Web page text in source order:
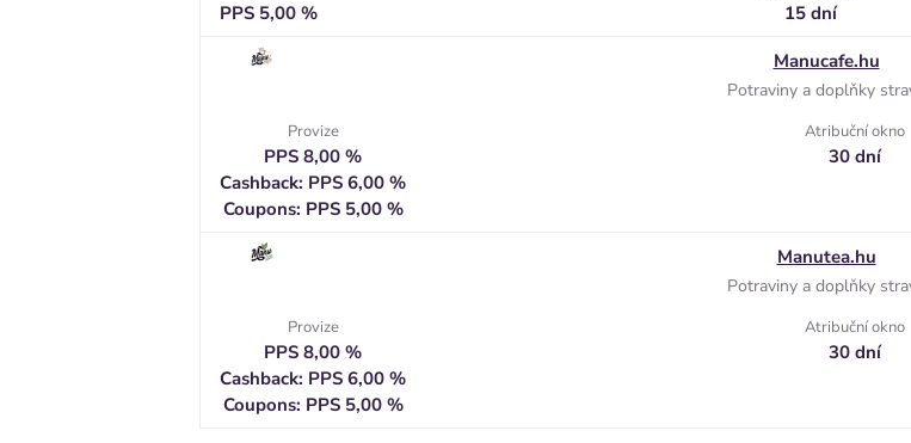
PPS 5,00 % 15 dní
Manucafe.hu
Potraviny a doplňky
Provize
PPS 8,00 %
Cashback: PPS 6,00 %
Coupons: PPS 5,00 %
Atribuční okno
30 dní
Manutea.hu
Potraviny a doplňky
Provize
PPS 8,00 %
Cashback: PPS 6,00 %
Coupons: PPS 5,00 %
Atribuční okno
30 dní